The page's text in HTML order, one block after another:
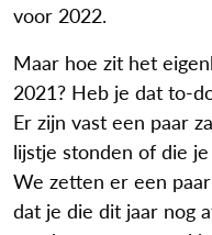
voor 2022.
Maar hoe zit het
2021? Heb je dat to-
Er zijn vast een paar
lijstje stonden of die
We zetten er een
dat je die dit jaar nog